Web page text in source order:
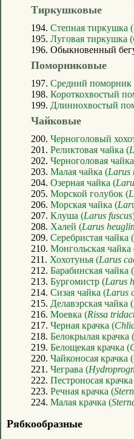
Тиркушковые
194. Степная тиркушка (
195. Луговая тиркушка (
196. Обыкновенный
Поморниковые
197. Средний поморник
198. Короткохвостый
199. Длиннохвостый
Чайковые
200. Черноголовый
201. Реликтовая чайка (
202. Черноголовая
203. Малая чайка (Larus
204. Озерная чайка (
205. Морской голубок (
206. Морская чайка (
207. Клуша (Larus fuscus
208. Халей (Larus
209. Серебристая чайка (
210. Монгольская чайка
211. Хохотунья (Larus
212. Барабинская чайка (
213. Бургомистр (Larus
214. Сизая чайка (Larus
215. Делавэрская чайка (
216. Моевка (Rissa
217. Черная крачка (
218. Белокрылая крачка (
219. Белощекая крачка (
220. Чайконосая крачка (
221. Чеграва (
222. Пестроносая
223. Речная крачка (
224. Малая крачка (
Рябкообразные